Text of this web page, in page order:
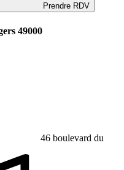
Prendre RDV
49000
46 boulevard du